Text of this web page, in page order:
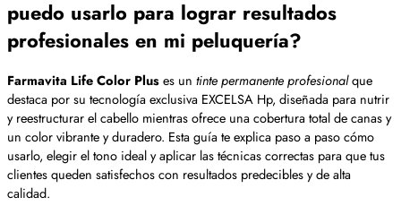
puedo usarlo para lograr resultados
profesionales en mi peluquería?
Farmavita Life Color Pluses un tinte permanente profesionalque
destaca por su tecnología exclusiva EXCELSA Hp, diseñada para nutrir
y reestructurar el cabello mientras ofrece una cobertura total de canas y
un color vibrante y duradero. Esta guía te explica paso a paso cómo
usarlo, elegir el tono ideal y aplicar las técnicas correctas para que tus
clientes queden satisfechos con resultados predecibles y de alta
calidad.